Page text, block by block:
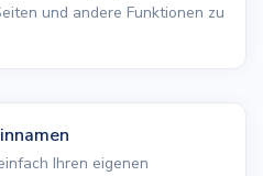
und andere Funktionen zu
Ihren eigenen